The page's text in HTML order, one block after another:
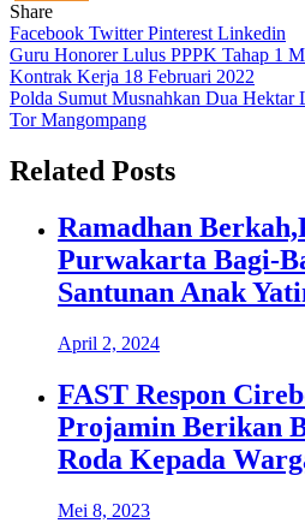
Share
Facebook TwitterPinterest Linkedin
Navigasi
pos
Guru Honorer Lulus PPPK Tahap 1
Kontrak Kerja 18 Februari 2022
Polda Sumut Musnahkan Dua Hektar
Tor Mangompang
Related Posts
Ramadhan
Purwakarta Bagi-
Santunan Anak
April 2, 2024
FAST Respon
Projamin Berikan
Roda Kepada
Mei 8, 2023